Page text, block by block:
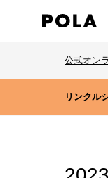
公式オン
リンクル